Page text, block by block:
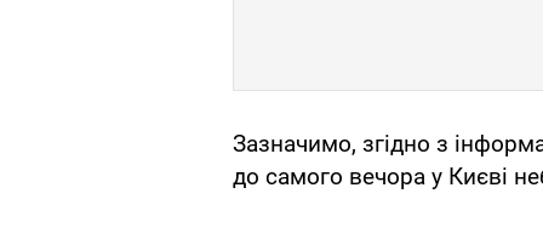
Зазначимо, згідно з
до самого вечора у Києві